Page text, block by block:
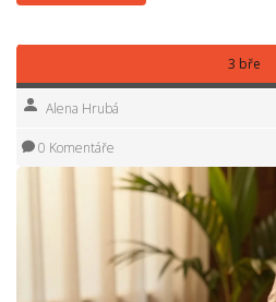
3 bře
Alena Hrubá
0 Komentáře